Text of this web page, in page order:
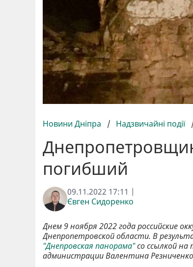
Новини Дніпра / Надзвичайні події
погибший
09.11.2022 17:11 |
Євген Сидоренко
Днем 9 ноября 2022 года российские
Днепропетровской области. В
"Днепровская панорама"со ссылкой на
администрации Валентина